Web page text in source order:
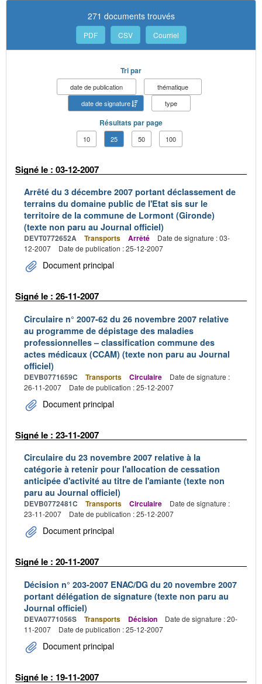
271 documents trouvés
PDF CSV Courriel
Tri par
date de publication
thématique
date de signature
type
Résultats par page
10 25 50 100
Signé le : 03-12-2007
Arrêté du 3 décembre 2007 portant déclassement de
terrains du domaine public de l'Etat sis sur le
territoire de la commune de Lormont (Gironde)
(texte non paru au Journal officiel)
DEVT0772652A Transports Arrêté
Date de signature : 03-
12-2007
Date de publication : 25-12-2007
Document principal
Signé le : 26-11-2007
Circulaire n° 2007-62 du 26 novembre 2007 relative
au programme de dépistage des maladies
professionnelles – classification commune des
actes médicaux (CCAM) (texte non paru au Journal
officiel)
DEVB0771659C Transports Circulaire
Date de signature :
26-11-2007
Date de publication : 25-12-2007
Document principal
Signé le : 23-11-2007
Circulaire du 23 novembre 2007 relative à la
catégorie à retenir pour l'allocation de cessation
anticipée d'activité au titre de l'amiante (texte non
paru au Journal officiel)
DEVB0772481C Transports Circulaire
Date de signature :
23-11-2007
Date de publication : 25-12-2007
Document principal
Signé le : 20-11-2007
Décision n° 203-2007 ENAC/DG du 20 novembre 2007
portant délégation de signature (texte non paru au
Journal officiel)
DEVA0771056S Transports Décision
Date de signature : 20-
11-2007
Date de publication : 25-12-2007
Document principal
Signé le : 19-11-2007